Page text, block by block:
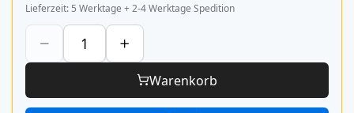
Lieferzeit 5 Werktage + 2-4 Werktage Spedition
Warenkorb